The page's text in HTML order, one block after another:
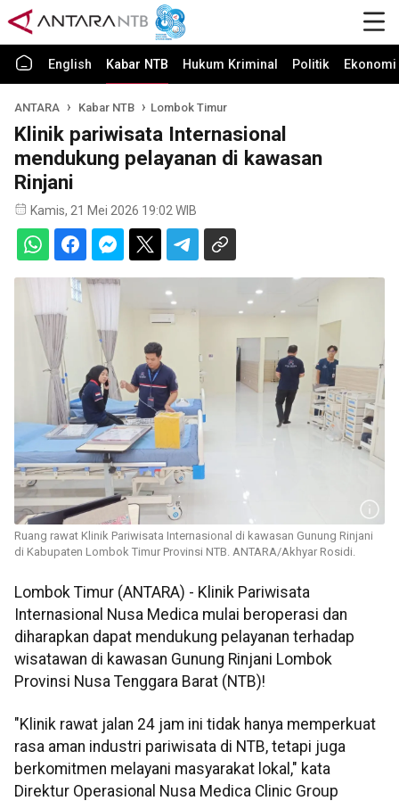
English Kabar NTB Hukum Kriminal Politik
ANTARA Kabar NTB Lombok Timur
Klinik pariwisata Internasional
mendukung pelayanan di kawasan
Rinjani
Kamis, 21 Mei 2026 19:02 WIB
Ruang rawat Klinik Pariwisata Internasional di kawasan Gunung Rinjani
di Kabupaten Lombok Timur Provinsi NTB. ANTARA/Akhyar Rosidi.
Lombok Timur (ANTARA) - Klinik Pariwisata
Internasional Nusa Medica mulai beroperasi dan
diharapkan dapat mendukung pelayanan terhadap
wisatawan di kawasan Gunung Rinjani Lombok
Provinsi Nusa Tenggara Barat (NTB)!
"Klinik rawat jalan 24 jam ini tidak hanya memperkuat
rasa aman industri pariwisata di NTB, tetapi juga
berkomitmen melayani masyarakat lokal," kata
Direktur Operasional Nusa Medica Clinic Group